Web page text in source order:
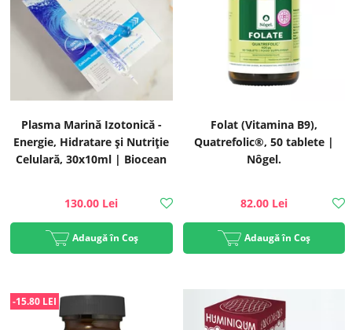
Plasma Marină Izotonică -
Energie, Hidratare și Nutriție
Celulară, 30x10ml | Biocean
130.00 Lei
Adaugă în Coș
Folat (Vitamina B9),
Quatrefolic®, 50 tablete |
Nôgel.
82.00 Lei
Adaugă în Coș
-15.80 LEI